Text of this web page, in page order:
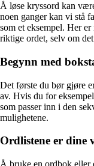
Å løse kryssord kan
noen ganger kan vi stå
som et eksempel. Her
riktige ordet, selv om
Begynn med
Det første du bør gjøre
av. Hvis du for
som passer inn i den
mulighetene.
Ordlistene er dine